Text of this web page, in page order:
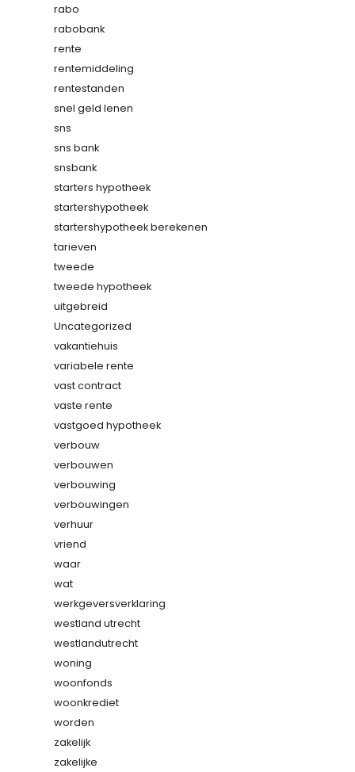
rabo
rabobank
rente
rentemiddeling
rentestanden
snel geld lenen
sns
sns bank
snsbank
starters hypotheek
startershypotheek
startershypotheek berekenen
tarieven
tweede
tweede hypotheek
uitgebreid
Uncategorized
vakantiehuis
variabele rente
vast contract
vaste rente
vastgoed hypotheek
verbouw
verbouwen
verbouwing
verbouwingen
verhuur
vriend
waar
wat
werkgeversverklaring
westland utrecht
westlandutrecht
woning
woonfonds
woonkrediet
worden
zakelijk
zakelijke